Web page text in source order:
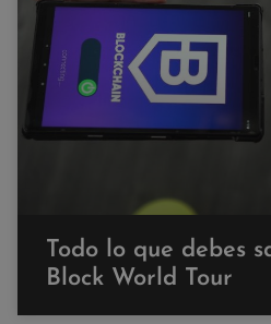
Todo lo que debes
Block World Tour